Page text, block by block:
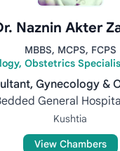
Naznin Akter
MBBS, MCPS, FCPS
Obstetrics
Gynecology &
General
Kushtia
View Chambers